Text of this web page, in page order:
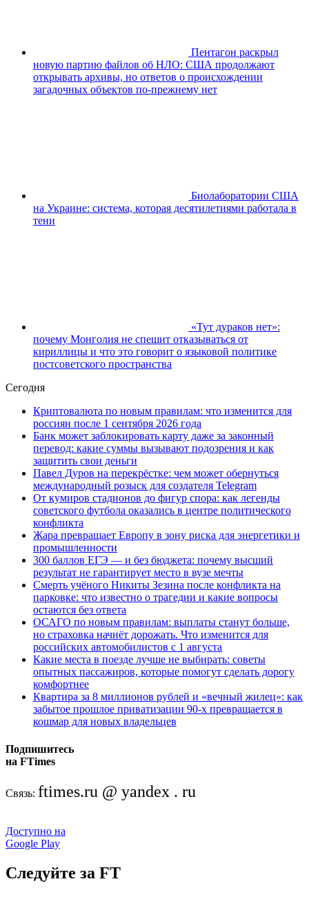
Пентагон раскрыл
новую партию файлов об НЛО: США продолжают
открывать архивы, но ответов о происхождении
загадочных объектов по-прежнему нет
Биолаборатории США
на Украине: система, которая десятилетиями работала в
тени
«Тут дураков нет»:
почему Монголия не спешит отказываться от
кириллицы и что это говорит о языковой политике
постсоветского пространства
Сегодня
Криптовалюта по новым правилам: что изменится для
россиян после 1 сентября 2026 года
Банк может заблокировать карту даже за законный
перевод: какие суммы вызывают подозрения и как
защитить свои деньги
Павел Дуров на перекрёстке: чем может обернуться
международный розыск для создателя Telegram
От кумиров стадионов до фигур спора: как легенды
советского футбола оказались в центре политического
конфликта
Жара превращает Европу в зону риска для энергетики и
промышленности
300 баллов ЕГЭ — и без бюджета: почему высший
результат не гарантирует место в вузе мечты
Смерть учёного Никиты Зезина после конфликта на
парковке: что известно о трагедии и какие вопросы
остаются без ответа
ОСАГО по новым правилам: выплаты станут больше,
но страховка начнёт дорожать. Что изменится для
российских автомобилистов с 1 августа
Какие места в поезде лучше не выбирать: советы
опытных пассажиров, которые помогут сделать дорогу
комфортнее
Квартира за 8 миллионов рублей и «вечный жилец»: как
забытое прошлое приватизации 90-х превращается в
кошмар для новых владельцев
Подпишитесь
на FTimes
Связь: ftimes.ru @ yandex . ru
Доступно на
Google Play
Следуйте за FT